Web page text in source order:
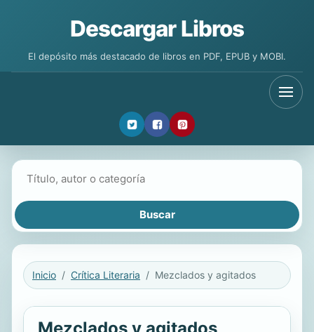
Descargar Libros
El depósito más destacado de libros en PDF, EPUB y MOBI.
Inicio Crítica Literaria Mezclados y agitados